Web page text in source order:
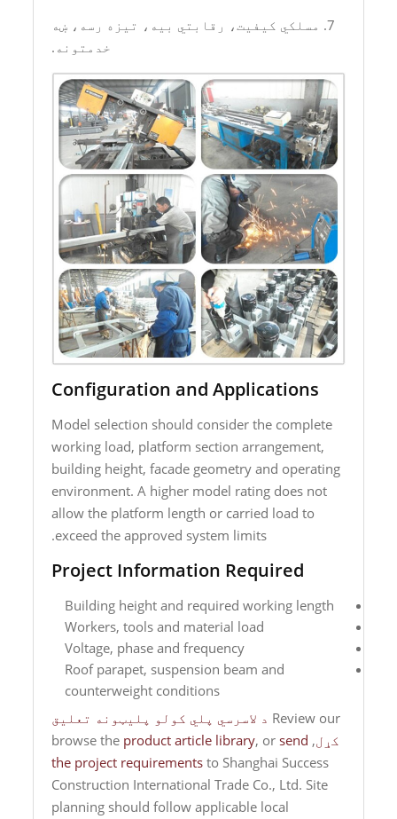
7. مسلکي کیفیت، رقابتي بیه، تیزه رسه، ښه
خدمتونه.
Configuration and Applications
Model selection should consider the complete
working load, platform section arrangement,
building height, facade geometry and operating
environment. A higher model rating does not
allow the platform length or carried load to
exceed the approved system limits.
Project Information Required
Building height and required working length
Workers, tools and material load
Voltage, phase and frequency
Roof parapet, suspension beam and
counterweight conditions
Review our د لاسرسي پلي کولو پلیټونه تعلیق
کړل, browse the
product article library, orsend
the project requirements to Shanghai Success
Construction International Trade Co., Ltd. Site
planning should follow applicable local